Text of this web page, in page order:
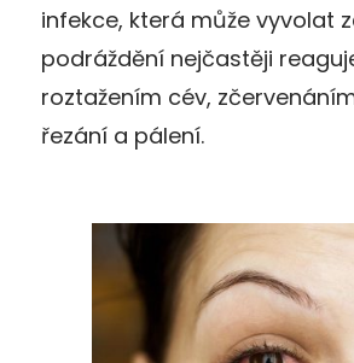
infekce, která může vyvolat
podráždění nejčastěji
roztažením cév,
řezání a pálení.